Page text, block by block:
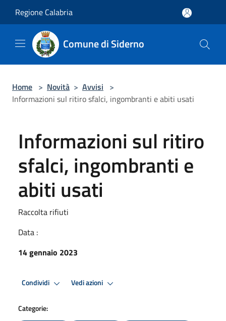
Regione Calabria
Comune di Siderno
Home > Novità > Avvisi >
Informazioni sul ritiro sfalci, ingombranti e abiti usati
Informazioni sul ritiro
sfalci, ingombranti e
abiti usati
Raccolta rifiuti
Data :
14 gennaio 2023
Condividi Vedi azioni
Categorie: